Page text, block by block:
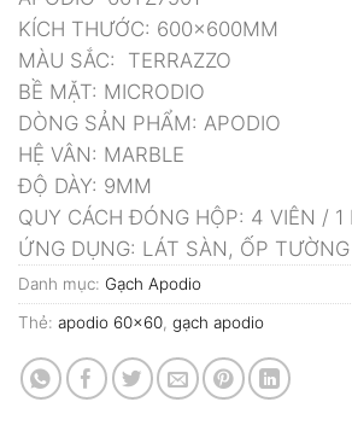
KÍCH THƯỚC: 600x600MM
MÀU SẮC: TERRAZZO
BỀ MẶT: MICRODIO
DÒNG SẢN PHẨM: APODIO
HỆ VÂN: MARBLE
ĐỘ DÀY: 9MM
QUY CÁCH ĐÓNG HỘP: 4 VIÊN /
ỨNG DỤNG: LÁT SÀN, ỐP TƯỜNG
Danh mục: Gạch Apodio
Thẻ: apodio 60x60 gạch apodio